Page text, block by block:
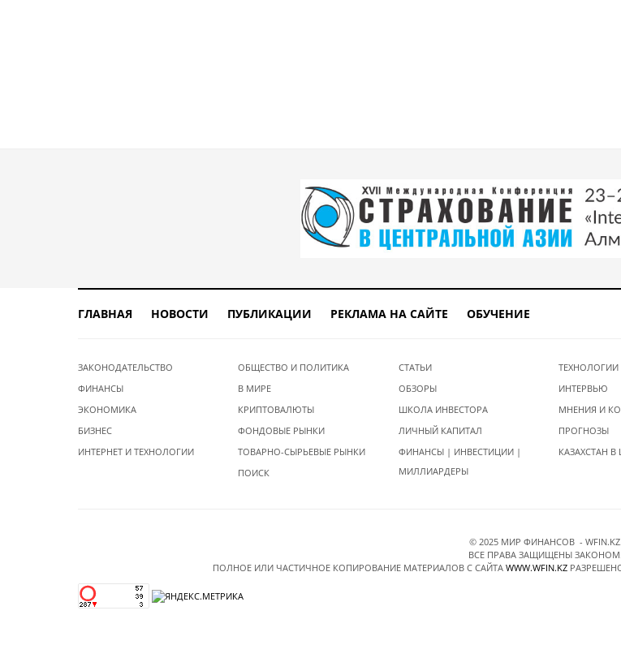
ГЛАВНАЯ НОВОСТИ ПУБЛИКАЦИИ РЕКЛАМА НА САЙТЕ ОБУЧЕНИЕ
ЗАКОНОДАТЕЛЬСТВО
ФИНАНСЫ
ЭКОНОМИКА
БИЗНЕС
ИНТЕРНЕТ И ТЕХНОЛОГИИ
ОБЩЕСТВО И ПОЛИТИКА
В МИРЕ
КРИПТОВАЛЮТЫ
ФОНДОВЫЕ РЫНКИ
ТОВАРНО-СЫРЬЕВЫЕ РЫНКИ
ПОИСК
СТАТЬИ
ОБЗОРЫ
ШКОЛА ИНВЕСТОРА
ЛИЧНЫЙ КАПИТАЛ
ФИНАНСЫ | ИНВЕСТИЦИИ |
МИЛЛИАРДЕРЫ
ИНТЕРВЬЮ
МНЕНИЯ И
ПРОГНОЗЫ
КАЗАХСТАН
© 2025 МИР ФИНАНСОВ - WFIN.KZ.
ВСЕ ПРАВА ЗАЩИЩЕНЫ ЗАКОНОМ.
ПОЛНОЕ ИЛИ ЧАСТИЧНОЕ КОПИРОВАНИЕ МАТЕРИАЛОВ C САЙТА WWW.WFIN.KZ